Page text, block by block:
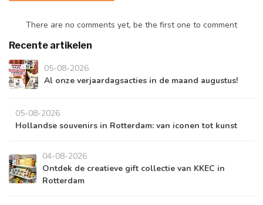
There are no comments yet, be the first one to comment
Recente artikelen
05-08-2026
Al onze verjaardagsacties in de maand augustus!
05-08-2026
Hollandse souvenirs in Rotterdam: van iconen tot kunst
04-08-2026
Ontdek de creatieve gift collectie van KKEC in
Rotterdam